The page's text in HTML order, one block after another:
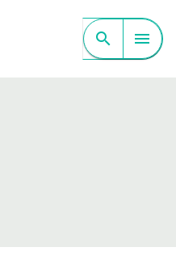
CONTENU search menu